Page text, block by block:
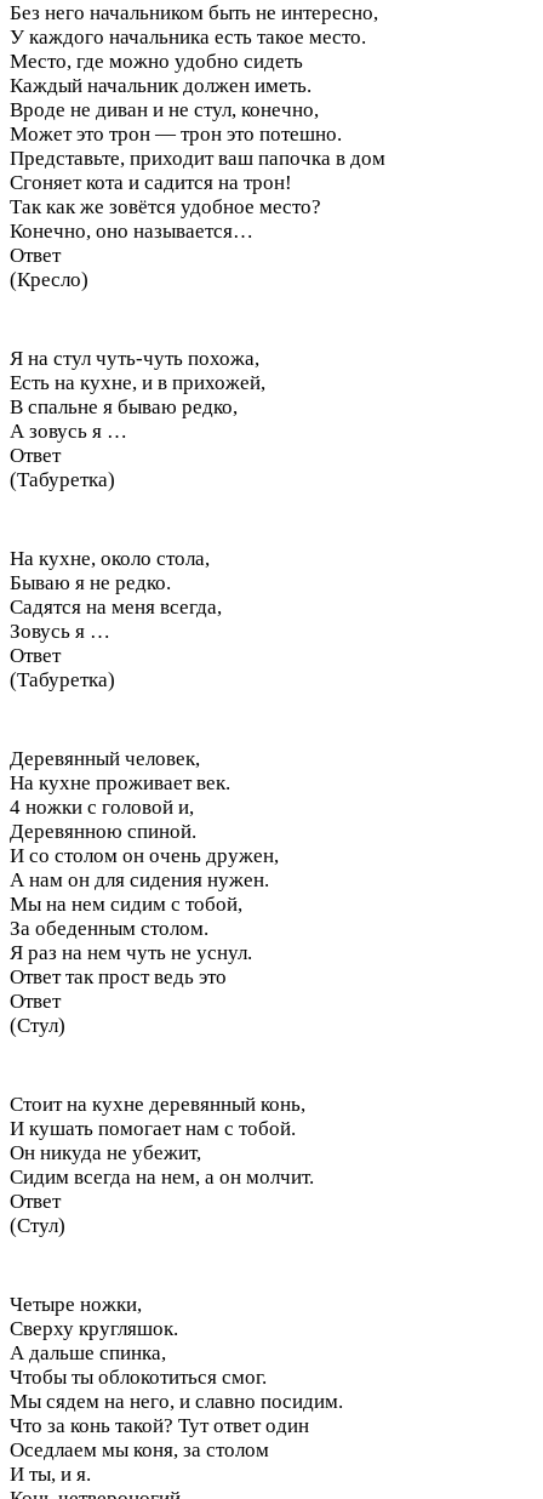
Без него начальником быть не интересно,
У каждого начальника есть такое место.
Место, где можно удобно сидеть
Каждый начальник должен иметь.
Вроде не диван и не стул, конечно,
Может это трон — трон это потешно.
Представьте, приходит ваш папочка в дом
Сгоняет кота и садится на трон!
Так как же зовётся удобное место?
Конечно, оно называется…
Ответ
(Кресло)
Я на стул чуть-чуть похожа,
Есть на кухне, и в прихожей,
В спальне я бываю редко,
А зовусь я …
Ответ
(Табуретка)
На кухне, около стола,
Бываю я не редко.
Садятся на меня всегда,
Зовусь я …
Ответ
(Табуретка)
Деревянный человек,
На кухне проживает век.
4 ножки с головой и,
Деревянною спиной.
И со столом он очень дружен,
А нам он для сидения нужен.
Мы на нем сидим с тобой,
За обеденным столом.
Я раз на нем чуть не уснул.
Ответ так прост ведь это
Ответ
(Стул)
Стоит на кухне деревянный конь,
И кушать помогает нам с тобой.
Он никуда не убежит,
Сидим всегда на нем, а он молчит.
Ответ
(Стул)
Четыре ножки,
Сверху кругляшок.
А дальше спинка,
Чтобы ты облокотиться смог.
Мы сядем на него, и славно посидим.
Что за конь такой? Тут ответ один
Оседлаем мы коня, за столом
И ты, и я.